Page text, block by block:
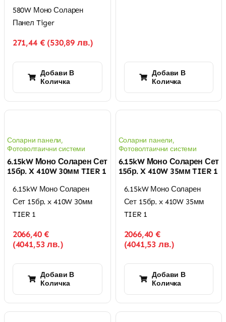
580W Моно Соларен
Панел Tiger
271,44 € (530,89 лв.)
Добави В
Количка
Добави В
Количка
Соларни панели,
Фотоволтаични системи
6.15kW Моно Соларен Сет
15бр. X 410W 30мм TIER 1
6.15kW Моно Соларен
Сет 15бр. x 410W 30мм
TIER 1
2066,40€
(4041,53лв.)
Добави В
Количка
Соларни панели,
Фотоволтаични системи
6.15kW Моно Соларен Сет
15бр. X 410W 35мм TIER 1
6.15kW Моно Соларен
Сет 15бр. x 410W 35мм
TIER 1
2066,40€
(4041,53 лв.)
Добави В
Количка